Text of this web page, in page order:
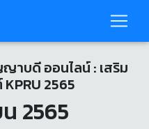
าบดี ออนไลน์ : เสริม
2565
2565